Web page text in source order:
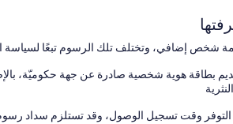
شخص إضافي، وتختلف تلك الرسوم تبعًا لسياسة
بطاقة هوية شخصية صادرة عن جهة حكوميّة،
وقت تسجيل الوصول، وقد تستلزم سداد رسوم